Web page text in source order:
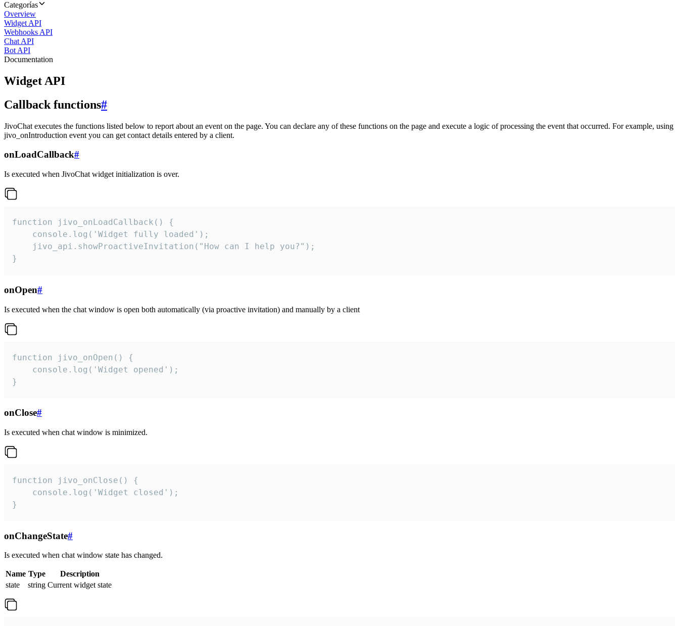
Categorías
Overview
Widget API
Webhooks API
Chat API
Bot API
Documentation
Widget API
Callback functions#
JivoChat executes the functions listed below to report about an event on the page. You can declare any of these functions on the page and execute a logic of processing the event that occurred. For example, using
jivo_onIntroduction event you can get contact details entered by a client.
onLoadCallback#
Is executed when JivoChat widget initialization is over.
function jivo_onLoadCallback() {
    console.log('Widget fully loaded');
    jivo_api.showProactiveInvitation("How can I help you?");
}
onOpen#
Is executed when the chat window is open both automatically (via proactive invitation) and manually by a client
function jivo_onOpen() {
    console.log('Widget opened');
}
onClose#
Is executed when chat window is minimized.
function jivo_onClose() {
    console.log('Widget closed');
}
onChangeState#
Is executed when chat window state has changed.
Name Type
Description
state
string Current widget state